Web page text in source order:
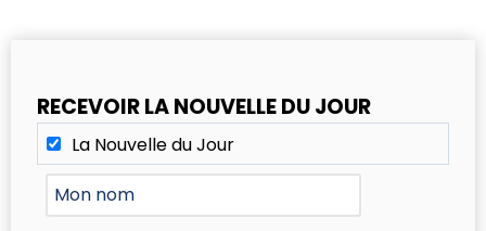
RECEVOIR LA NOUVELLE DU JOUR
La Nouvelle du Jour